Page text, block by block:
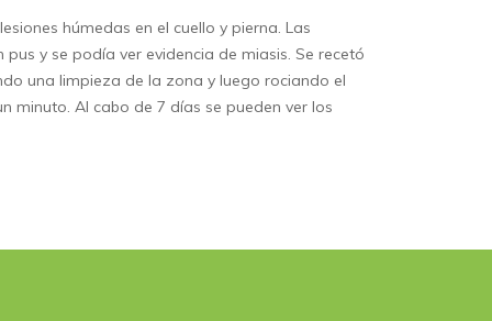
húmedas en el cuello y pierna. Las
pus y se podía ver evidencia de miasis. Se recetó
una limpieza de la zona y luego rociando el
minuto. Al cabo de 7 días se pueden ver los